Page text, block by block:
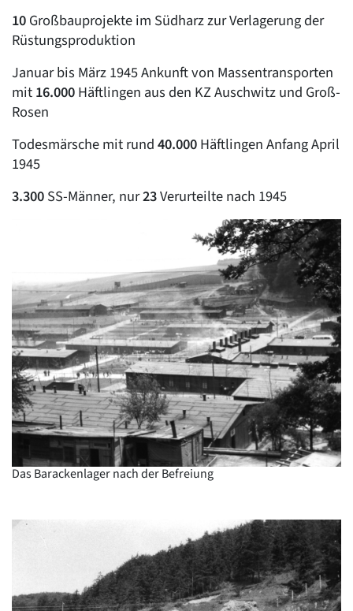
10Großbauprojekte im Südharz zur Verlagerung der
Rüstungsproduktion
Januar bis März 1945 Ankunft von Massentransporten
mit16.000Häftlingen aus den KZ Auschwitz und Groß-
Rosen
Todesmärsche mit rund40.000Häftlingen Anfang April
1945
3.300SS-Männer, nur23Verurteilte nach 1945
Das Barackenlager nach der Befreiung